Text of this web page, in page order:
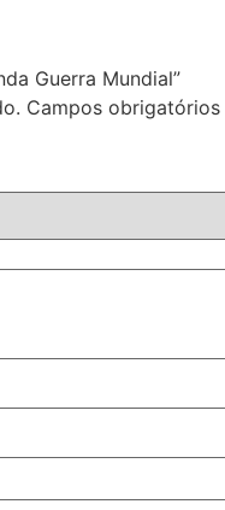
Guerra Mundial”
Campos obrigatórios